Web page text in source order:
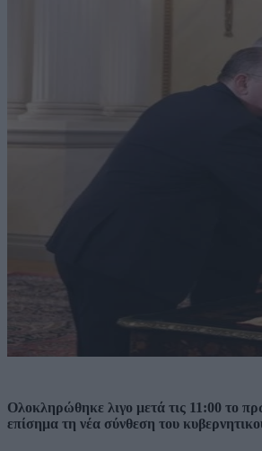
Ολοκληρώθηκε λιγο μετά τις 11:00 το
επίσημα τη νέα σύνθεση του